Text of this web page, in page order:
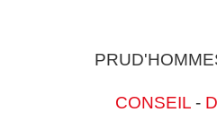
CONSEIL -